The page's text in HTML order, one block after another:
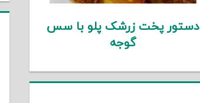
دستور پخت زرشک پلو با سس
گوجه